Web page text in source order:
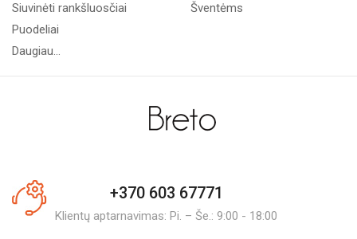
Siuvinėti rankšluosčiai
Puodeliai
Daugiau...
Šventėms
+370 603 67771
Klientų aptarnavimas: Pi. – Še.: 9:00 - 18:00